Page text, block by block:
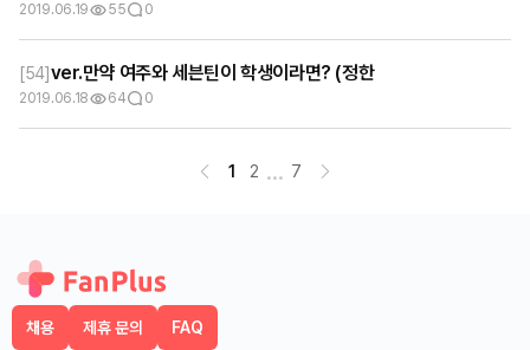
2019.06.19 55 0
[54]ver.만약 여주와 세븐틴이 학생이라면? (정한
2019.06.18 64 0
1 2 ... 7
채용 제휴 문의 FAQ